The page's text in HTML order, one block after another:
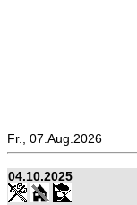
Fr., 07.Aug.2026
04.10.2025